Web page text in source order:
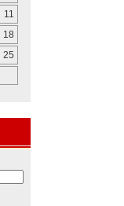
11
18
25